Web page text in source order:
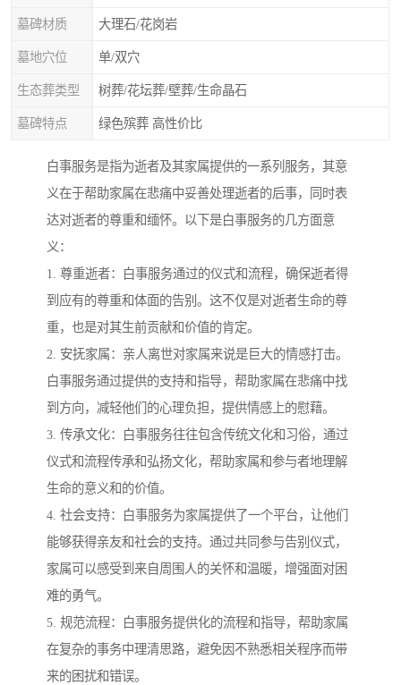
墓碑材质 大理石/花岗岩
墓地穴位 单/双穴
生态葬类型 树葬/花坛葬/壁葬/生命晶石
墓碑特点 绿色殡葬 高性价比
白事服务是指为逝者及其家属提供的一系列服务，其意
义在于帮助家属在悲痛中妥善处理逝者的后事，同时表
达对逝者的尊重和缅怀。以下是白事服务的几方面意
义：
1. 尊重逝者：白事服务通过的仪式和流程，确保逝者得
到应有的尊重和体面的告别。这不仅是对逝者生命的尊
重，也是对其生前贡献和价值的肯定。
2. 安抚家属：亲人离世对家属来说是巨大的情感打击。
白事服务通过提供的支持和指导，帮助家属在悲痛中找
到方向，减轻他们的心理负担，提供情感上的慰藉。
3. 传承文化：白事服务往往包含传统文化和习俗，通过
仪式和流程传承和弘扬文化，帮助家属和参与者地理解
生命的意义和的价值。
4. 社会支持：白事服务为家属提供了一个平台，让他们
能够获得亲友和社会的支持。通过共同参与告别仪式，
家属可以感受到来自周围人的关怀和温暖，增强面对困
难的勇气。
5. 规范流程：白事服务提供化的流程和指导，帮助家属
在复杂的事务中理清思路，避免因不熟悉相关程序而带
来的困扰和错误。